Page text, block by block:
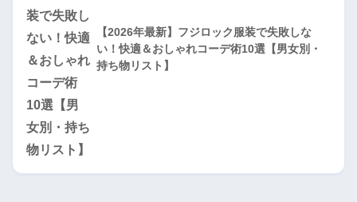
【2026年最新】フジロック服装で失敗しな
い！快適＆おしゃれコーデ術10選【男女別・
持ち物リスト】